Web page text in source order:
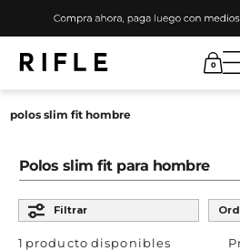
0
polos slim fit hombre
Polos slim fit para hombre
Filtrar
1 producto